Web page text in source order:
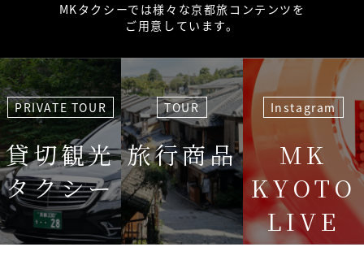
MKタクシーでは様々な京都旅コンテンツを
ご用意しています。
PRIVATE TOUR
貸切観光
タクシー
TOUR
旅行商品
Instagram
MK
KYOTO
LIVE